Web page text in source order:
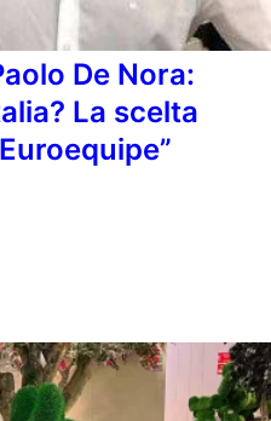
De Nora:
La scelta